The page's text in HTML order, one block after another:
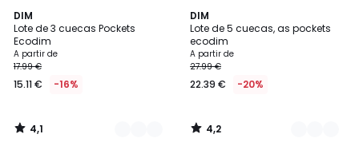
DIM
Lote de 3 cuecas Pockets
Ecodim
A partir de
17.99 €
15.11 € -16%
4,1
/ 5
5
Cores
4,1
/
DIM
Lote de 5 cuecas, as pockets
ecodim
A partir de
27.99 €
22.39 € -20%
4,2
/ 5
2
Cores
4,2
/